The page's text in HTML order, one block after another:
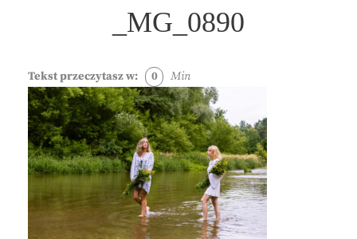
_MG_0890
Tekst przeczytasz w: 0 Min